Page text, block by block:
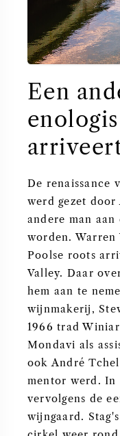
Een
De renaissance
werd gezet
andere man
worden. Warren
Poolse roots
Valley. Daar
hem aan te
wijnmakerij,
1966 trad
Mondavi als
ook André
mentor werd. In
vervolgens de
wijngaard.